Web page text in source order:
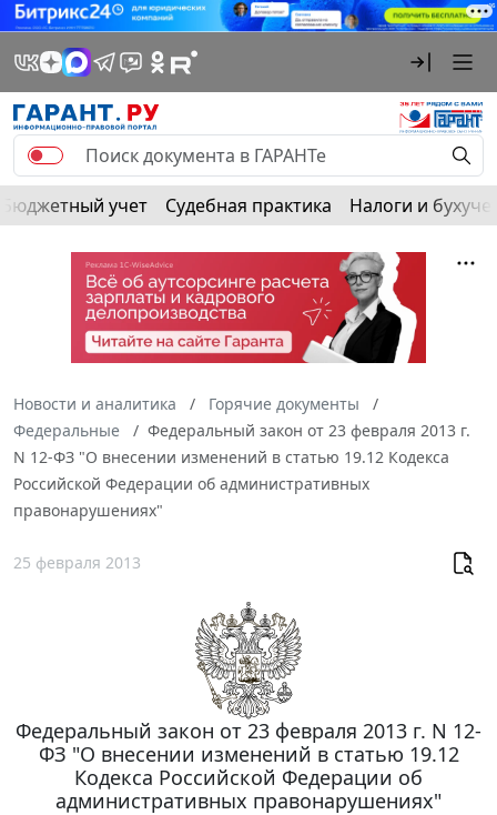
Бюджетный учет Судебная практика Налоги и
Новости и аналитика
Горячие документы
Федеральные
Федеральный закон от 23 февраля 2013 г.
N 12-ФЗ "О внесении изменений в статью 19.12 Кодекса
Российской Федерации об административных
правонарушениях"
25 февраля 2013
Федеральный закон от 23 февраля 2013 г. N 12-
ФЗ "О внесении изменений в статью 19.12
Кодекса Российской Федерации об
административных правонарушениях"